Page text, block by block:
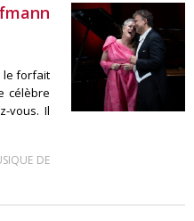
le forfait
célèbre
vous. Il
DE